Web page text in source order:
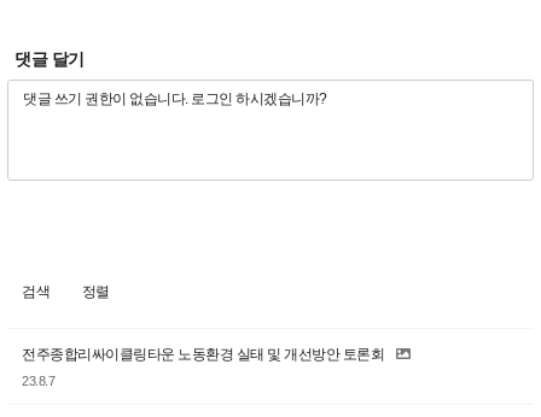
댓글 달기
검색 정렬
전주종합리싸이클링타운 노동환경 실태 및 개선방안 토론회
23.8.7